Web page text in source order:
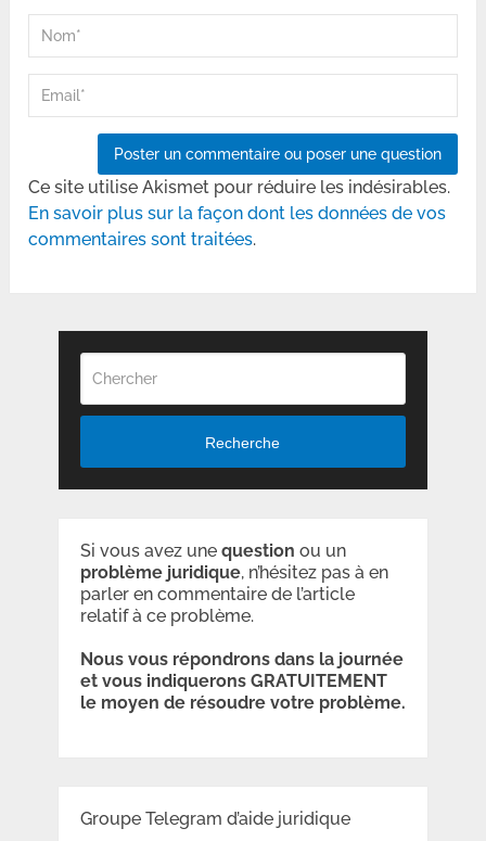
Ce site utilise Akismet pour réduire les indésirables.
En savoir plus sur la façon dont les données de vos
commentaires sont traitées.
Recherche
Si vous avez une question ou un
problème juridique, n’hésitez pas à en
parler en commentaire de l’article
relatif à ce problème.
Nous vous répondrons dans la journée
et vous indiquerons GRATUITEMENT
le moyen de résoudre votre problème.
Groupe Telegram d’aide juridique